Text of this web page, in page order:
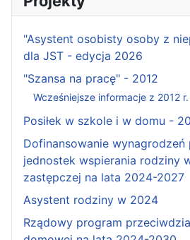
"Asystent osobisty osoby z
dla JST - edycja 2026
"Szansa na pracę" - 2012
Wcześniejsze informacje z 2012
Posiłek w szkole i w domu -
Dofinansowanie
jednostek wspierania rodziny
zastępczej na lata 2024-2027
Asystent rodziny w 2024
Rządowy program